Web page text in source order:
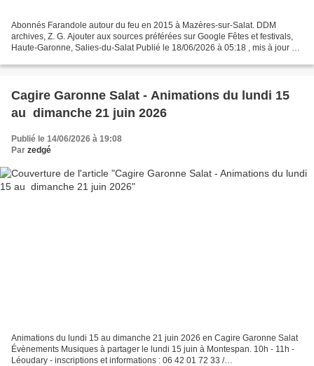
Abonnés Farandole autour du feu en 2015 à Mazères-sur-Salat. DDM
archives, Z. G. Ajouter aux sources préférées sur Google Fêtes et festivals,
Haute-Garonne, Salies-du-Salat Publié le 18/06/2026 à 05:18 , mis à jour à
Cagire Garonne Salat - Animations du lundi 15
au dimanche 21 juin 2026
Publié le 14/06/2026 à 19:08
Par zedgé
Animations du lundi 15 au dimanche 21 juin 2026 en Cagire Garonne Salat
Évènements Musiques à partager le lundi 15 juin à Montespan. 10h - 11h -
Léoudary - inscriptions et informations : 06 42 01 72 33 /